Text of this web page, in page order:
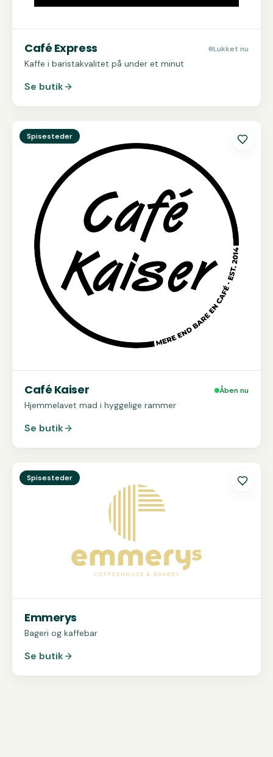
Café Express Lukket nu
Kaffe i baristakvalitet på under et minut
Se butik
SeCafé Kaiser
Spisesteder
Café Kaiser Åben nu
Hjemmelavet mad i hyggelige rammer
Se butik
SeEmmerys
Spisesteder
Emmerys
Bageri og kaffebar
Se butik